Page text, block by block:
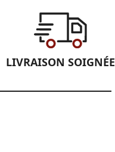
LIVRAISON SOIGNÉE